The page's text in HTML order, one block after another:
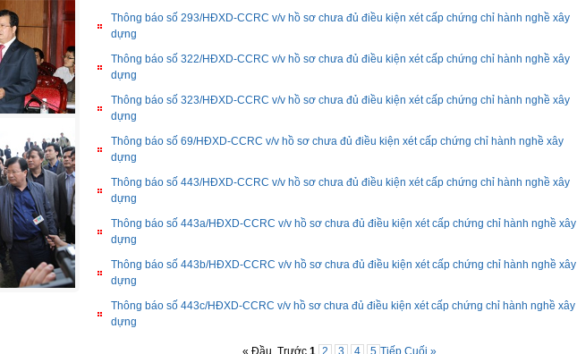
Thông báo số 293/HĐXD-CCRC v/v hồ sơ chưa đủ điều kiện xét cấp chứng chỉ hành nghề xây
dựng
Thông báo số 322/HĐXD-CCRC v/v hồ sơ chưa đủ điều kiện xét cấp chứng chỉ hành nghề xây
dựng
Thông báo số 323/HĐXD-CCRC v/v hồ sơ chưa đủ điều kiện xét cấp chứng chỉ hành nghề xây
dựng
Thông báo số 69/HĐXD-CCRC v/v hồ sơ chưa đủ điều kiện xét cấp chứng chỉ hành nghề xây
dựng
Thông báo số 443/HĐXD-CCRC v/v hồ sơ chưa đủ điều kiện xét cấp chứng chỉ hành nghề xây
dựng
Thông báo số 443a/HĐXD-CCRC v/v hồ sơ chưa đủ điều kiện xét cấp chứng chỉ hành nghề xây
dựng
Thông báo số 443b/HĐXD-CCRC v/v hồ sơ chưa đủ điều kiện xét cấp chứng chỉ hành nghề xây
dựng
Thông báo số 443c/HĐXD-CCRC v/v hồ sơ chưa đủ điều kiện xét cấp chứng chỉ hành nghề xây
dựng
« Đầu Trước 1 2 3 4 5 Tiếp Cuối »